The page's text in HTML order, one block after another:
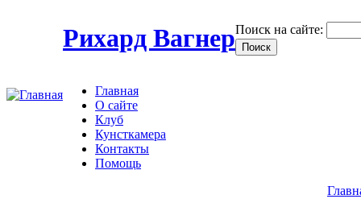
Рихард ВагнерПоиск на сайте:
Главная
О сайте
Клуб
Кунсткамера
Контакты
Помощь